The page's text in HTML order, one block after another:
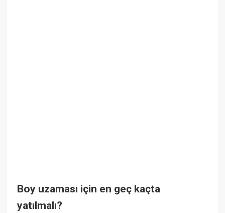
Boy uzaması için en geç kaçta
yatılmalı?